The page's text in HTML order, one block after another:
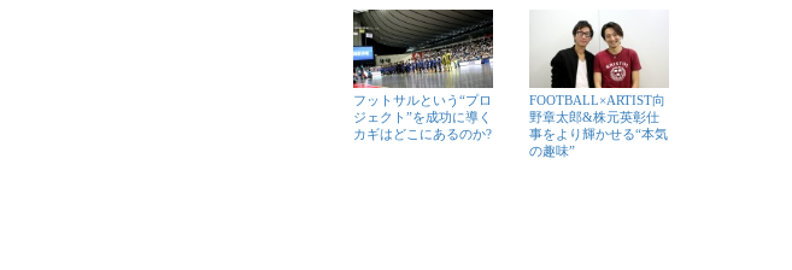
フットサルという“プロ
ジェクト”を成功に導く
カギはどこにあるのか?
FOOTBALL×ARTIST向
野章太郎&株元英彰仕
事をより輝かせる“本気
の趣味”